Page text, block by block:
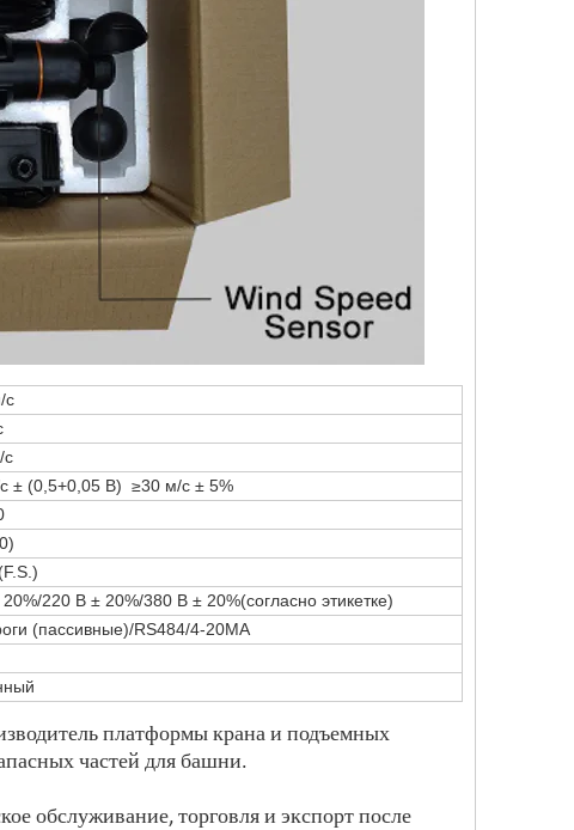
с
с
± (0,5+0,05 В) ≥30 м/с ± 5%
220 В ± 20%/380 В ± 20%(согласно этикетке)
(пассивные)/RS484/4-20MA
платформы крана и подъемных
частей для башни.
обслуживание, торговля и экспорт после